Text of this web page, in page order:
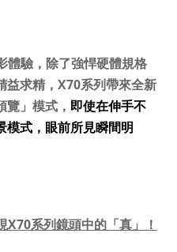
體驗，除了強悍硬體規格
求精， X70系列帶來全新
覽」模式， 即使在伸手不
模式，眼前所見瞬間明
X70系列鏡頭中的「真」！